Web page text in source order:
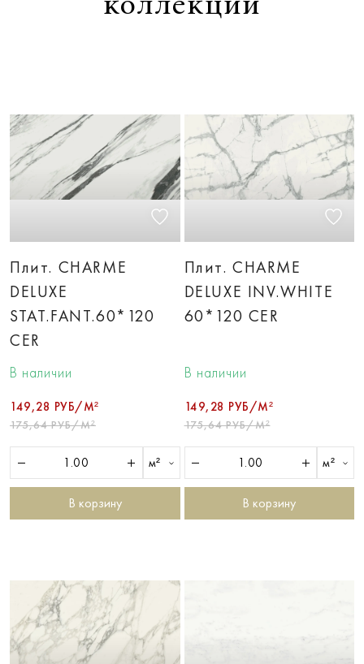
Плит. CHARME
DELUXE
STAT.FANT.60*120
CER
В наличии
149,28 РУБ/М²
175,64 РУБ/М²
м²
В корзину
Плит. CHARME
DELUXE INV.WHITE
60*120 CER
В наличии
149,28 РУБ/М²
175,64 РУБ/М²
м²
В корзину